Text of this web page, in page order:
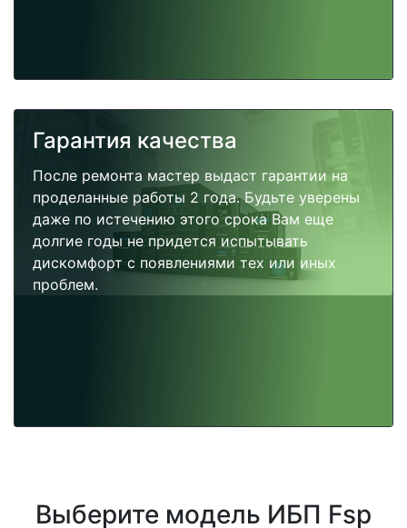
Гарантия качества
После ремонта мастер выдаст гарантии на
проделанные работы 2 года. Будьте уверены
даже по истечению этого срока Вам еще
долгие годы не придется испытывать
дискомфорт с появлениями тех или иных
проблем.
Выберите модель ИБП Fsp